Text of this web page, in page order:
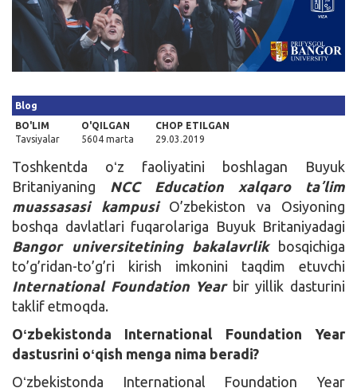
Blog
BO'LIM
Tavsiyalar
O'QILGAN
5604 marta
CHOP ETILGAN
29.03.2019
Toshkentda oʻz faoliyatini boshlagan Buyuk
Britaniyaning NCC Education xalqaro taʼlim
muassasasi kampusiO’zbekiston va Osiyoning
boshqa davlatlari fuqarolariga Buyuk Britaniyadagi
Bangor universitetining bakalavrlikbosqichiga
to’g’ridan-to’g’ri kirish imkonini taqdim etuvchi
International Foundation Yearbir yillik dasturini
taklif etmoqda.
Oʻzbekistonda International Foundation Year
dastusrini oʻqish menga nima beradi?
Oʻzbekistonda International Foundation Year